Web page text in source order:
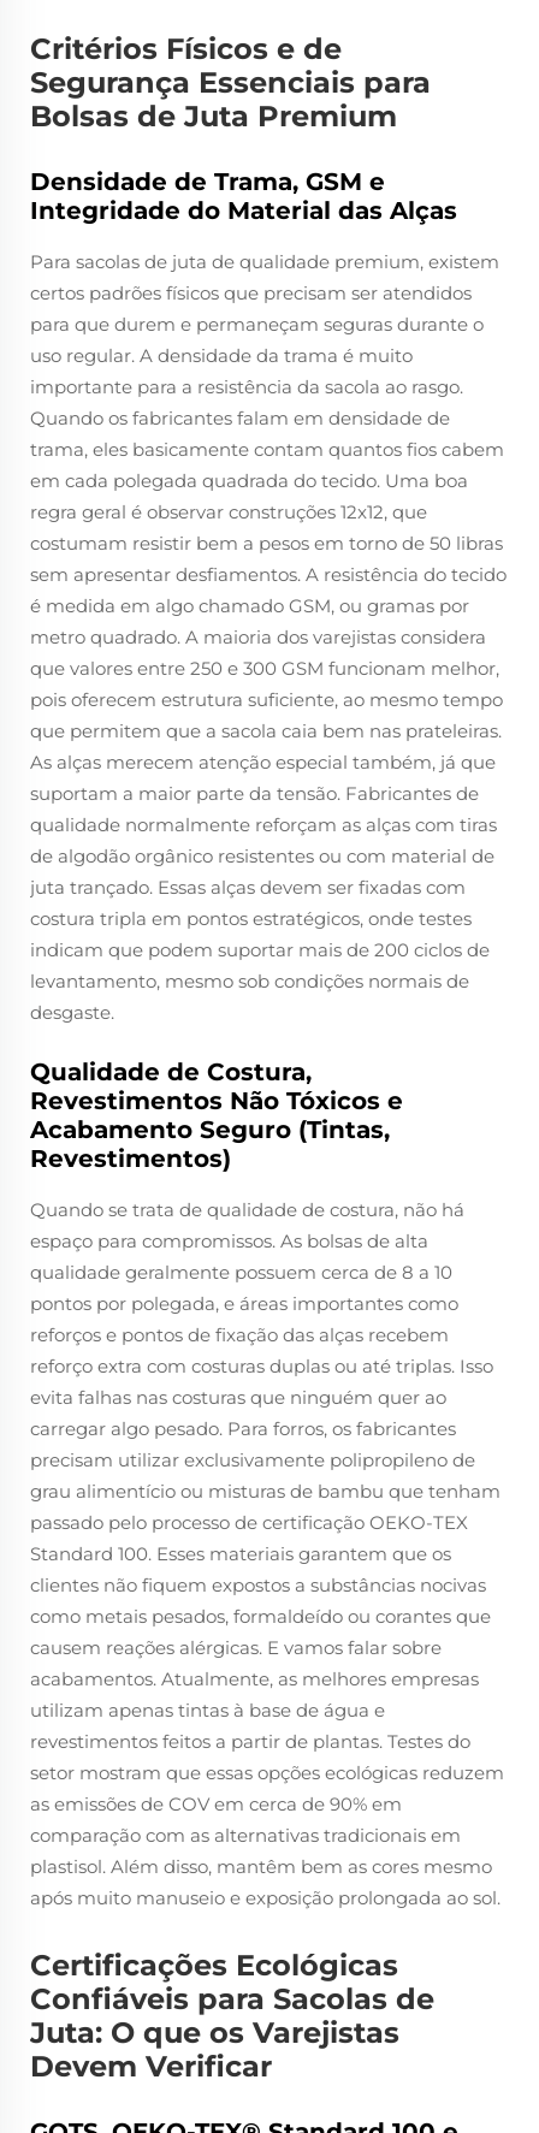
Critérios Físicos e de
Segurança Essenciais para
Bolsas de Juta Premium
Densidade de Trama, GSM e
Integridade do Material das Alças
Para sacolas de juta de qualidade premium, existem
certos padrões físicos que precisam ser atendidos
para que durem e permaneçam seguras durante o
uso regular. A densidade da trama é muito
importante para a resistência da sacola ao rasgo.
Quando os fabricantes falam em densidade de
trama, eles basicamente contam quantos fios cabem
em cada polegada quadrada do tecido. Uma boa
regra geral é observar construções 12x12, que
costumam resistir bem a pesos em torno de 50 libras
sem apresentar desfiamentos. A resistência do tecido
é medida em algo chamado GSM, ou gramas por
metro quadrado. A maioria dos varejistas considera
que valores entre 250 e 300 GSM funcionam melhor,
pois oferecem estrutura suficiente, ao mesmo tempo
que permitem que a sacola caia bem nas prateleiras.
As alças merecem atenção especial também, já que
suportam a maior parte da tensão. Fabricantes de
qualidade normalmente reforçam as alças com tiras
de algodão orgânico resistentes ou com material de
juta trançado. Essas alças devem ser fixadas com
costura tripla em pontos estratégicos, onde testes
indicam que podem suportar mais de 200 ciclos de
levantamento, mesmo sob condições normais de
desgaste.
Qualidade de Costura,
Revestimentos Não Tóxicos e
Acabamento Seguro (Tintas,
Revestimentos)
Quando se trata de qualidade de costura, não há
espaço para compromissos. As bolsas de alta
qualidade geralmente possuem cerca de 8 a 10
pontos por polegada, e áreas importantes como
reforços e pontos de fixação das alças recebem
reforço extra com costuras duplas ou até triplas. Isso
evita falhas nas costuras que ninguém quer ao
carregar algo pesado. Para forros, os fabricantes
precisam utilizar exclusivamente polipropileno de
grau alimentício ou misturas de bambu que tenham
passado pelo processo de certificação OEKO-TEX
Standard 100. Esses materiais garantem que os
clientes não fiquem expostos a substâncias nocivas
como metais pesados, formaldeído ou corantes que
causem reações alérgicas. E vamos falar sobre
acabamentos. Atualmente, as melhores empresas
utilizam apenas tintas à base de água e
revestimentos feitos a partir de plantas. Testes do
setor mostram que essas opções ecológicas reduzem
as emissões de COV em cerca de 90% em
comparação com as alternativas tradicionais em
plastisol. Além disso, mantêm bem as cores mesmo
após muito manuseio e exposição prolongada ao sol.
Certificações Ecológicas
Confiáveis para Sacolas de
Juta: O que os Varejistas
Devem Verificar